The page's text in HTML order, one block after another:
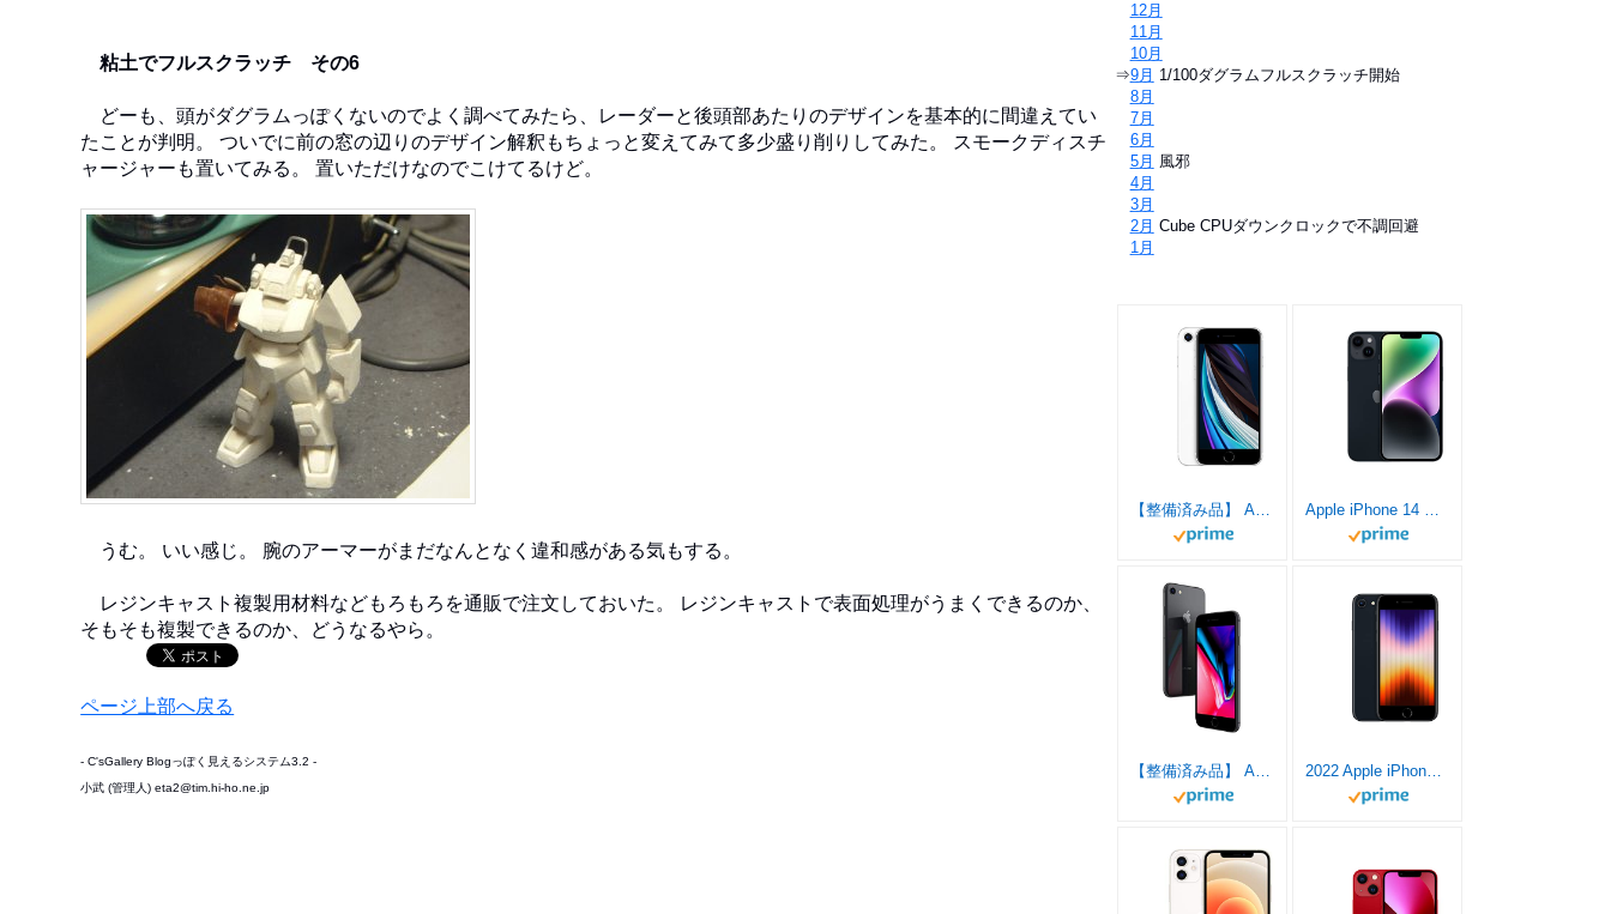
粘土でフルスクラッチ その6
どーも、頭がダグラムっぽくないのでよく調べてみたら、レーダーと後頭部あたりのデザインを基本的に間違えてい
たことが判明。 ついでに前の窓の辺りのデザイン解釈もちょっと変えてみて多少盛り削りしてみた。 スモークディスチ
ャージャーも置いてみる。 置いただけなのでこけてるけど。
うむ。 いい感じ。 腕のアーマーがまだなんとなく違和感がある気もする。
レジンキャスト複製用材料などもろもろを通販で注文しておいた。 レジンキャストで表面処理がうまくできるのか、
そもそも複製できるのか、どうなるやら。
12月
11月
10月
⇒9月 1/100ダグラムフルスクラッチ開始
8月
7月
6月
5月 風邪
4月
3月
2月 Cube CPUダウンクロックで不調回避
1月
【整備済み品】 Apple iPhone SE（第2世代） 128GB ホワイト SIMフリー (整備済み品) Apple iPhone 14 Plus 128GB ミッドナイト - SIMフリー 5G対応
【整備済み品】 Apple iPhone 8 64GB スペースグレー SIMフリー (整備済み品) 2022 Apple iPhone SE (128 GB) - ミッドナイト(第3世代)SIMフリー 5G対応
ページ上部へ戻る
- C'sGallery Blogっぽく見えるシステム3.2 -
小武 (管理人) eta2@tim.hi-ho.ne.jp